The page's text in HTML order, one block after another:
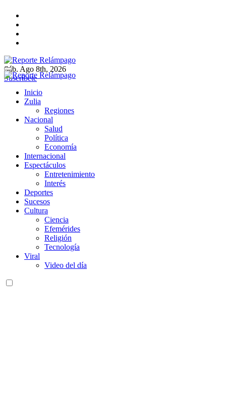
contenido
Reporte Relámpago
Claridad y rigor en cada noticia
Sáb. Ago 8th, 2026
Suscríbete
Reporte Relámpago
Claridad y rigor en cada noticia
Inicio
Zulia
Regiones
Nacional
Salud
Política
Economía
Internacional
Espectáculos
Entretenimiento
Interés
Deportes
Sucesos
Cultura
Ciencia
Efemérides
Religión
Tecnología
Viral
Video del día